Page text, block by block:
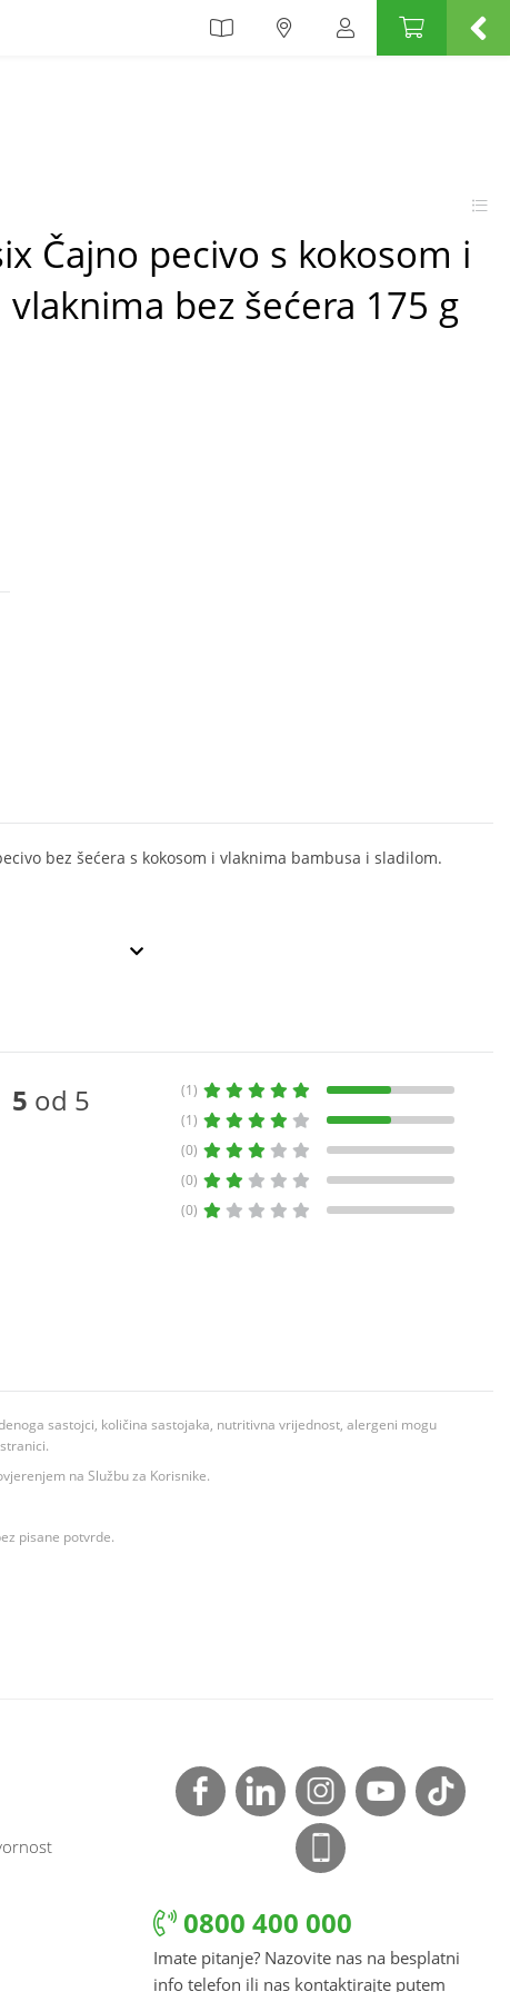
Čajno pecivo s kokosom i
bez šećera 175 g
bez šećera s kokosom i vlaknima bambusa i sladilom.
5 od 5
(1)
(1)
(0)
(0)
(0)
sastojci, količina sastojaka, nutritivna vrijednost, alergeni mogu
na Službu za Korisnike.
pisane potvrde.
0800 400 000
Imate pitanje? Nazovite nas na besplatni
info telefon ili nas kontaktirajte putem